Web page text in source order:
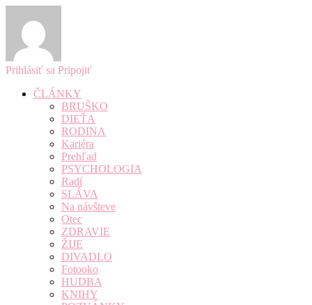
Prihlásiť sa Pripojiť
ČLÁNKY
BRUŠKO
DIEŤA
RODINA
Kariéra
Prehľad
PSYCHOLOGIA
Radí
SLÁVA
Na návšteve
Otec
ZDRAVIE
ŽIJE
DIVADLO
Fotooko
HUDBA
KNIHY